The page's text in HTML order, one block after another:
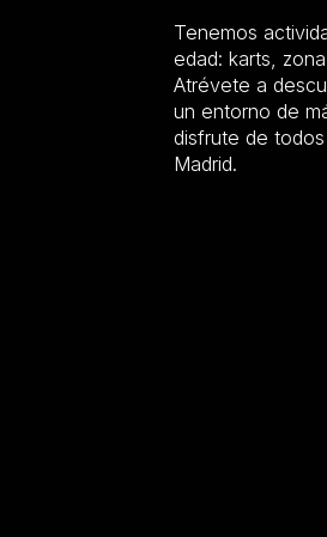
Tenemos
edad: karts,
Atrévete a
un entorno de
disfrute de
Madrid.